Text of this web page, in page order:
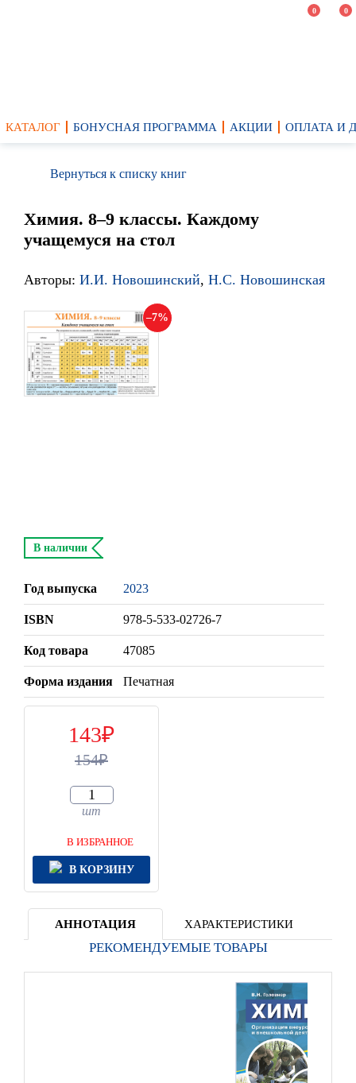
0 0
КАТАЛОГ БОНУСНАЯ ПРОГРАММА АКЦИИ ОПЛАТА И
Вернуться к списку книг
Химия. 8–9 классы. Каждому
учащемуся на стол
Авторы: И.И. Новошинский, Н.С. Новошинская
7
В наличии
Год выпуска 2023
ISBN 978-5-533-02726-7
Код товара 47085
Форма издания Печатная
143
154
шт
В ИЗБРАННОЕ
В КОРЗИНУ
АННОТАЦИЯ ХАРАКТЕРИСТИКИ
РЕКОМЕНДУЕМЫЕ ТОВАРЫ